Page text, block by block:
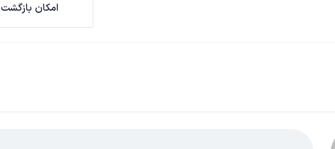
امکان بازگشت